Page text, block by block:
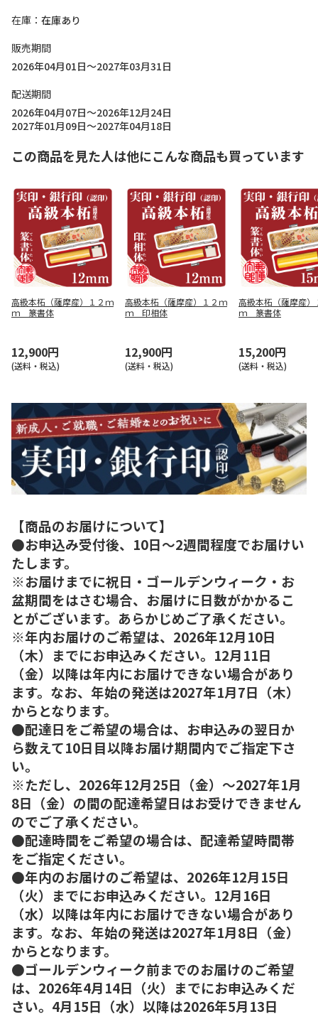
在庫
在庫あり
販売期間
2026年04月01日～2027年03月31日
配送期間
2026年04月07日～2026年12月24日
2027年01月09日～2027年04月18日
この商品を見た人は他にこんな商品も買っています
高級本柘（薩摩産）１２ｍ
ｍ 篆書体
12,900円
(送料・税込)
高級本柘（薩摩産）１２ｍ
ｍ 印相体
12,900円
(送料・税込)
高級本柘（薩摩産）
ｍ 篆書体
15,200円
(送料・税込)
【商品のお届けについて】
●お申込み受付後、10日～2週間程度でお届けい
たします。
※お届けまでに祝日・ゴールデンウィーク・お
盆期間をはさむ場合、お届けに日数がかかるこ
とがございます。あらかじめご了承ください。
※年内お届けのご希望は、2026年12月10日
（木）までにお申込みください。12月11日
（金）以降は年内にお届けできない場合があり
ます。なお、年始の発送は2027年1月7日（木）
からとなります。
●配達日をご希望の場合は、お申込みの翌日か
ら数えて10日目以降お届け期間内でご指定下さ
い。
※ただし、2026年12月25日（金）～2027年1月
8日（金）の間の配達希望日はお受けできません
のでご了承ください。
●配達時間をご希望の場合は、配達希望時間帯
をご指定ください。
●年内のお届けのご希望は、2026年12月15日
（火）までにお申込みください。12月16日
（水）以降は年内にお届けできない場合があり
ます。なお、年始の発送は2027年1月8日（金）
からとなります。
●ゴールデンウィーク前までのお届けのご希望
は、2026年4月14日（火）までにお申込みくだ
さい。4月15日（水）以降は2026年5月13日